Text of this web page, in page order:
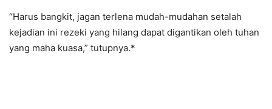
“Harus bangkit, jagan terlena mudah-mudahan setalah
kejadian ini rezeki yang hilang dapat digantikan oleh tuhan
yang maha kuasa,” tutupnya.*